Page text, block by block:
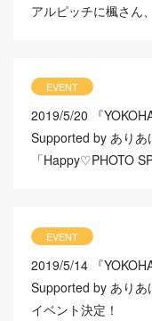
アルピッチに楓さん
EVENT
2019/5/20
『
Supported by ありあ
「Happy♡PHOTO
EVENT
2019/5/14 『
Supported by あり
イベント決定！